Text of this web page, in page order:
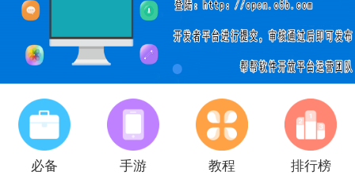
必备 手游 教程 排行榜